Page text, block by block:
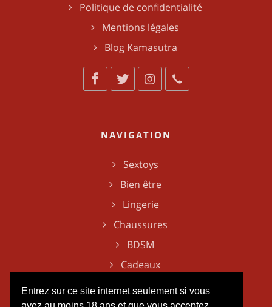
Entrez sur ce site internet seulement si vous
Politique de confidentialité
Mentions légales
Blog Kamasutra
NAVIGATION
Sextoys
Bien être
Lingerie
Chaussures
BDSM
Cadeaux